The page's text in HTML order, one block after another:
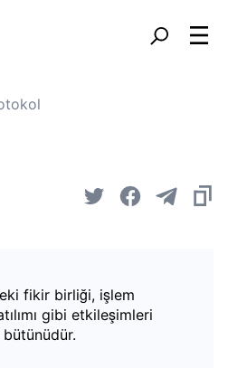
fikir birliği, işlem
gibi etkileşimleri